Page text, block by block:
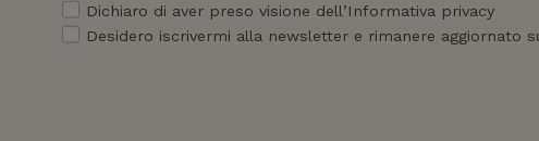
Dichiaro di aver preso visione dell’Informativa privacy
Desidero iscrivermi alla newsletter e rimanere aggiornato